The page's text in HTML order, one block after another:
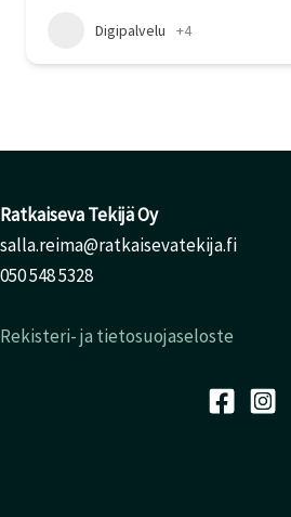
Digipalvelu +4
Ratkaiseva Tekijä Oy
salla.reima@ratkaisevatekija.fi
050 548 5328
Rekisteri- ja tietosuojaseloste